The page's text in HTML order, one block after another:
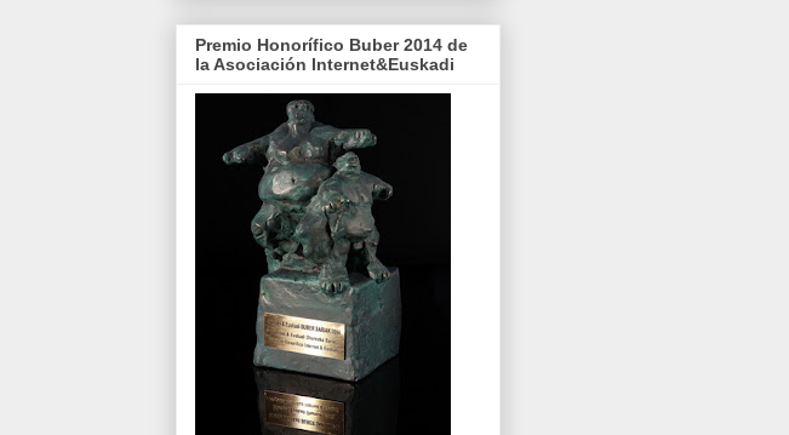
Premio Honorífico Buber 2014 de
la Asociación Internet&Euskadi